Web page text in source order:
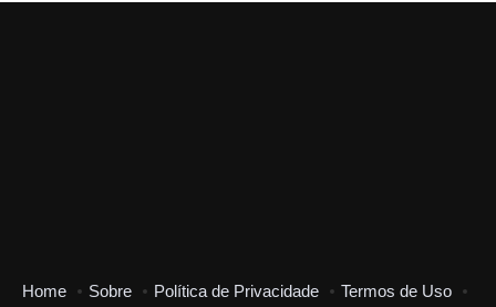
Home Sobre Política de Privacidade
Termos de Uso